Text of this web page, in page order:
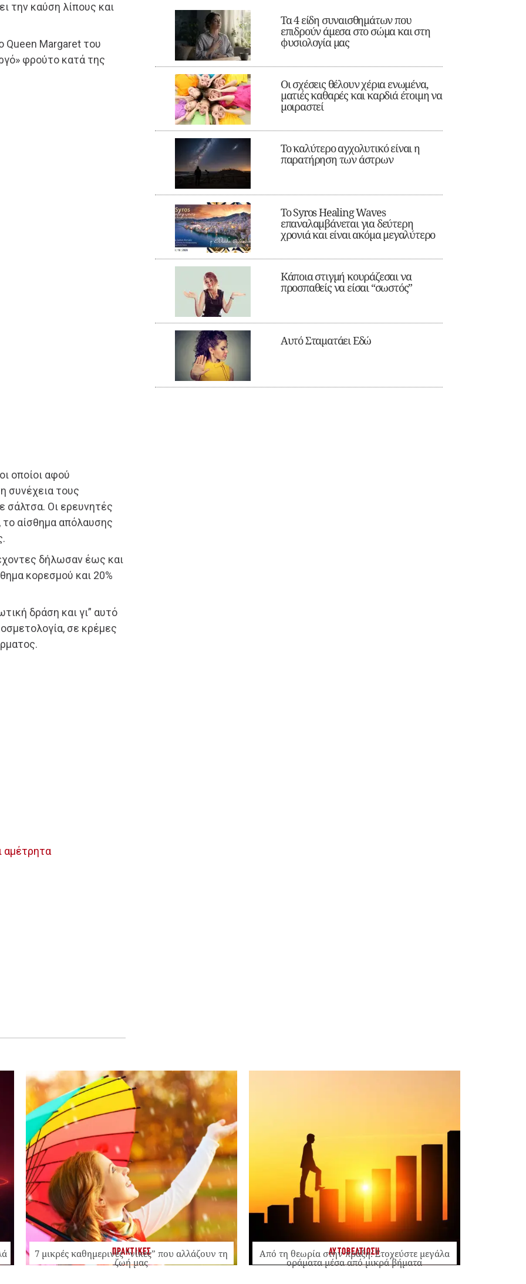
την καύση λίπους και
Queen Margaret του
φρούτο κατά της
οποίοι αφού
συνέχεια τους
σάλτσα. Οι ερευνητές
αίσθημα απόλαυσης
δήλωσαν έως και
κορεσμού και 20%
δράση και γι” αυτό
σε κρέμες
αμέτρητα
Τα 4 είδη συναισθημάτων που
επιδρούν άμεσα στο σώμα και στη
φυσιολογία μας
Οι σχέσεις θέλουν χέρια ενωμένα,
ματιές καθαρές και καρδιά έτοιμη να
μοιραστεί
Το καλύτερο αγχολυτικό είναι η
παρατήρηση των άστρων
Το Syros Healing Waves
επαναλαμβάνεται για δεύτερη
χρονιά και είναι ακόμα μεγαλύτερο
Κάποια στιγμή κουράζεσαι να
προσπαθείς να είσαι “σωστός”
Αυτό Σταματάει Εδώ
ΠΡΑΚΤΙΚΕΣ
7 μικρές καθημερινές “νίκες” που αλλάζουν τη
ζωή μας
ΑΥΤΟΒΕΛΤΙΩΣΗ
Από τη θεωρία στην πράξη: Στοχεύστε μεγάλα
οράματα μέσα από μικρά βήματα